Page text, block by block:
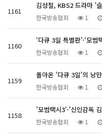
1161
김성철, KBS2 드라마 '
한국방송협회 1
1160
‘다큐 3일 특별판’·‘모
한국방송협회 1
1159
돌아온 '다큐 3일'의 낭
한국방송협회 1
1158
'모범택시3'·'신인감독
한국방송협회 1